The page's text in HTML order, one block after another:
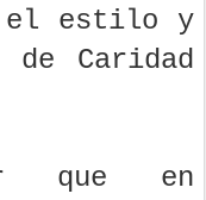
el estilo y
Caridad
que en